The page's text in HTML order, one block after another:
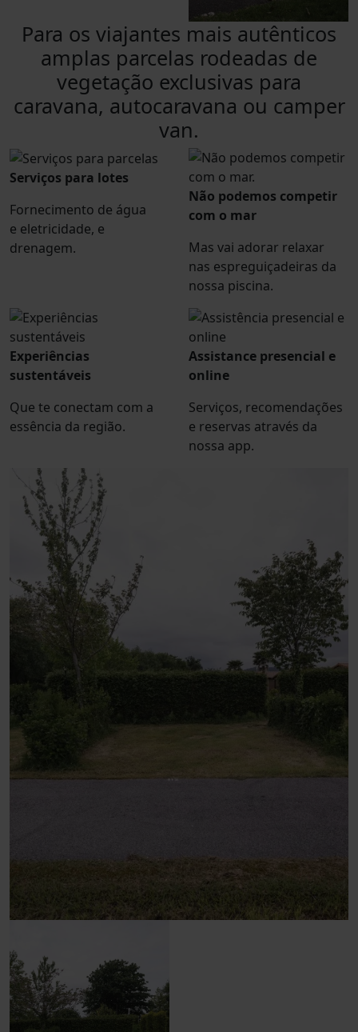
Para os viajantes mais autênticos
amplas parcelas rodeadas de
vegetação exclusivas para
caravana, autocaravana ou camper
van.
Serviços para lotes
Fornecimento de água
e eletricidade, e
drenagem.
Não podemos competir
com o mar
Mas vai adorar relaxar
nas espreguiçadeiras da
nossa piscina.
Experiências
sustentáveis
Que te conectam com a
essência da região.
Assistance presencial e
online
Serviços, recomendações
e reservas através da
nossa app.